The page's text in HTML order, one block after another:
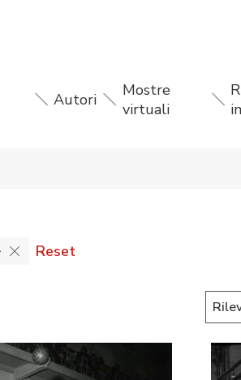
Autori
Mostre
virtuali
Reset